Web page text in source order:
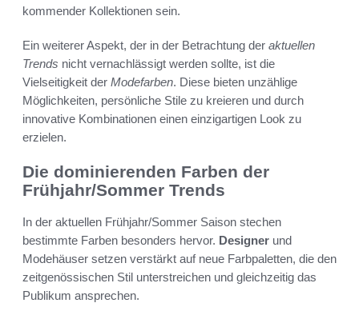
kommender Kollektionen sein.
Ein weiterer Aspekt, der in der Betrachtung der aktuellen
Trends nicht vernachlässigt werden sollte, ist die
Vielseitigkeit der Modefarben. Diese bieten unzählige
Möglichkeiten, persönliche Stile zu kreieren und durch
innovative Kombinationen einen einzigartigen Look zu
erzielen.
Die dominierenden Farben der
Frühjahr/Sommer Trends
In der aktuellen Frühjahr/Sommer Saison stechen
bestimmte Farben besonders hervor. Designer und
Modehäuser setzen verstärkt auf neue Farbpaletten, die den
zeitgenössischen Stil unterstreichen und gleichzeitig das
Publikum ansprechen.